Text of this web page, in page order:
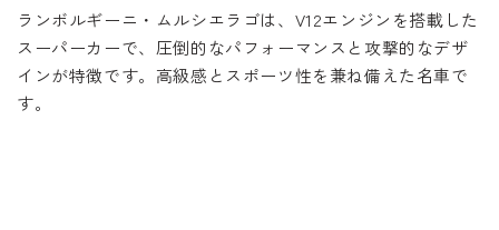
ランボルギーニ・ムルシエラゴは、V12エンジンを搭載した
スーパーカーで、圧倒的なパフォーマンスと攻撃的なデザ
インが特徴です。高級感とスポーツ性を兼ね備えた名車で
す。